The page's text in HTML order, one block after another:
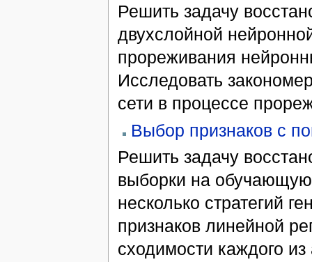
Решить задачу
двухслойной
прореживания
Исследовать
сети в процессе
Выбор признаков с
Решить задачу
выборки на обучающую
несколько стратегий
признаков линейной
сходимости каждого